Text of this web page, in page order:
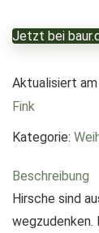
Jetzt bei
Aktualisiert
Fink
Kategorie:
Beschreibung
Hirsche sind